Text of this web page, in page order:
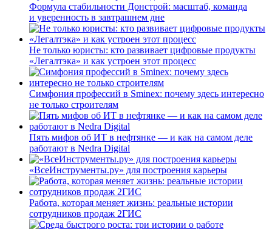
Формула стабильности Донстрой: масштаб, команда
и уверенность в завтрашнем дне
Не только юристы: кто развивает цифровые продукты
«Легалтэка» и как устроен этот процесс
Симфония профессий в Sminex: почему здесь интересно
не только строителям
Пять мифов об ИТ в нефтянке — и как на самом деле
работают в Nedra Digital
«ВсеИнструменты.ру» для построения карьеры
Работа, которая меняет жизнь: реальные истории
сотрудников продаж 2ГИС